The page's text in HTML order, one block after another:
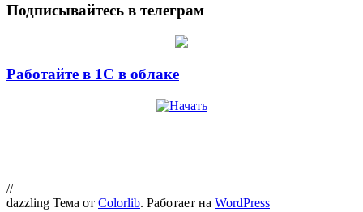
Подписывайтесь в телеграм
Работайте в 1С в облаке
//
dazzling Тема от Colorlib. Работает на WordPress